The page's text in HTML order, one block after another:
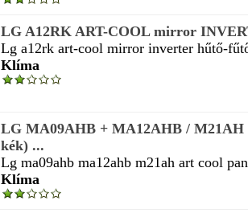
LG A12RK ART-COOL mirror
Lg a12rk art-cool mirror inverter hűtő-
Klíma
LG MA09AHB + MA12AHB / M21AH
kék) ...
Lg ma09ahb ma12ahb m21ah art cool
Klíma